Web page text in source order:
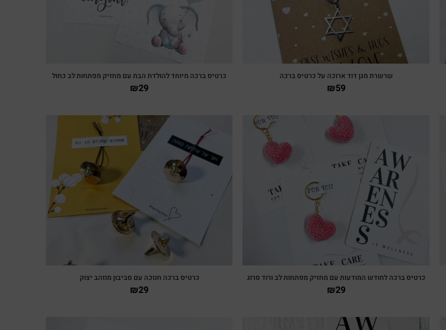
שרשרת מגן דוד ארוכה על כרטיס ברכה
₪59
כרטיס ברכה מיוחד להולדת הבת עם מחזיק מפתחות לב כחול
₪29
כרטיס ברכה לחודש המודעות עם מחזיק מפתחות לב ורוד סרוג
₪29
צפייה מהירה
כרטיס ברכה חנוכה עם סביבון מוזהב יצוק
₪29